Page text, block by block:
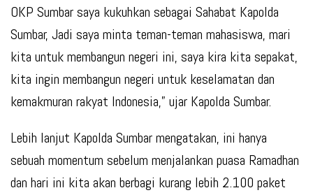
OKP Sumbar saya kukuhkan sebagai Sahabat Kapolda
Sumbar, Jadi saya minta teman-teman mahasiswa, mari
kita untuk membangun negeri ini, saya kira kita sepakat,
kita ingin membangun negeri untuk keselamatan dan
kemakmuran rakyat Indonesia,” ujar Kapolda Sumbar.
Lebih lanjut Kapolda Sumbar mengatakan, ini hanya
sebuah momentum sebelum menjalankan puasa Ramadhan
dan hari ini kita akan berbagi kurang lebih 2.100 paket